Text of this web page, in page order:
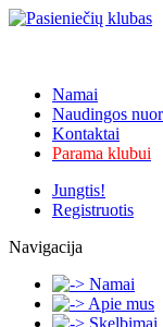
Namai
Naudingos
Kontaktai
Parama klubui
Jungtis!
Registruotis
Navigacija
Namai
Apie mus
Skelbimai